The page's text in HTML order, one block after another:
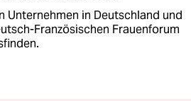
Unternehmen in Deutschland und
Französischen Frauenforum